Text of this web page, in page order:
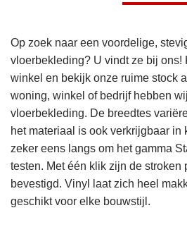
Op zoek naar een voordelige,
vloerbekleding? U vindt ze bij ons!
winkel en bekijk onze ruime stock
woning, winkel of bedrijf hebben
vloerbekleding. De breedtes
het materiaal is ook verkrijgbaar in
zeker eens langs om het gamma
testen. Met één klik zijn de stroken
bevestigd. Vinyl laat zich heel
geschikt voor elke bouwstijl.